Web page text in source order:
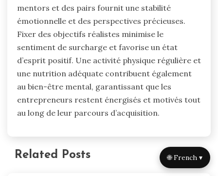
mentors et des pairs fournit une stabilité
émotionnelle et des perspectives précieuses.
Fixer des objectifs réalistes minimise le
sentiment de surcharge et favorise un état
d’esprit positif. Une activité physique régulière et
une nutrition adéquate contribuent également
au bien-être mental, garantissant que les
entrepreneurs restent énergisés et motivés tout
au long de leur parcours d’acquisition.
Related Posts 🌐 French ▾